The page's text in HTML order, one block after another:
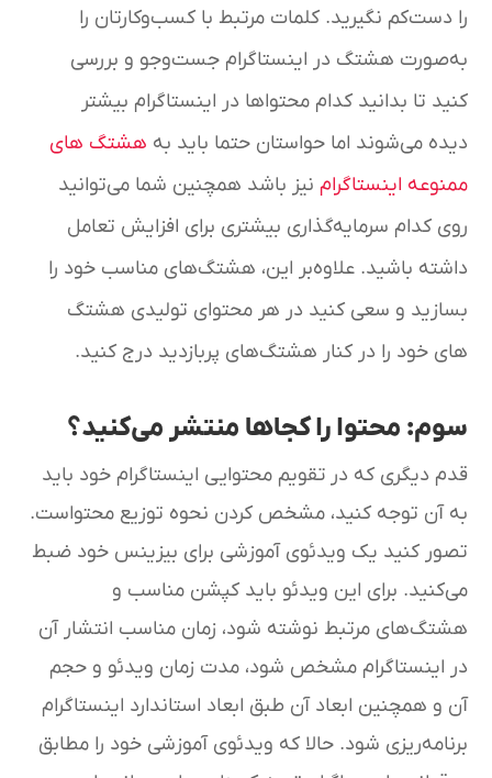
را دست‌کم نگیرید. کلمات مرتبط با کسب‌وکارتان را
به‌صورت هشتگ در اینستاگرام جست‌وجو و بررسی
کنید تا بدانید کدام محتواها در اینستاگرام بیشتر
دیده می‌شوند اما حواستان حتما باید به هشتگ های
ممنوعه اینستاگرام نیز باشد همچنین شما می‌توانید
روی کدام سرمایه‌گذاری بیشتری برای افزایش تعامل
داشته باشید. علاوه‌بر این، هشتگ‌های مناسب خود را
بسازید و سعی کنید در هر محتوای تولیدی هشتگ
های خود را در کنار هشتگ‌های پربازدید درج کنید.
سوم: محتوا را کجاها منتشر می‌کنید؟
قدم دیگری که در تقویم محتوایی اینستاگرام خود باید
به آن توجه کنید، مشخص کردن نحوه توزیع محتواست.
تصور کنید یک ویدئوی آموزشی برای بیزینس خود ضبط
می‌کنید. برای این ویدئو باید کپشن مناسب و
هشتگ‌های مرتبط نوشته شود، زمان مناسب انتشار آن
در اینستاگرام مشخص شود، مدت زمان ویدئو و حجم
آن و همچنین ابعاد آن طبق ابعاد استاندارد اینستاگرام
برنامه‌ریزی شود. حالا که ویدئوی آموزشی خود را مطابق